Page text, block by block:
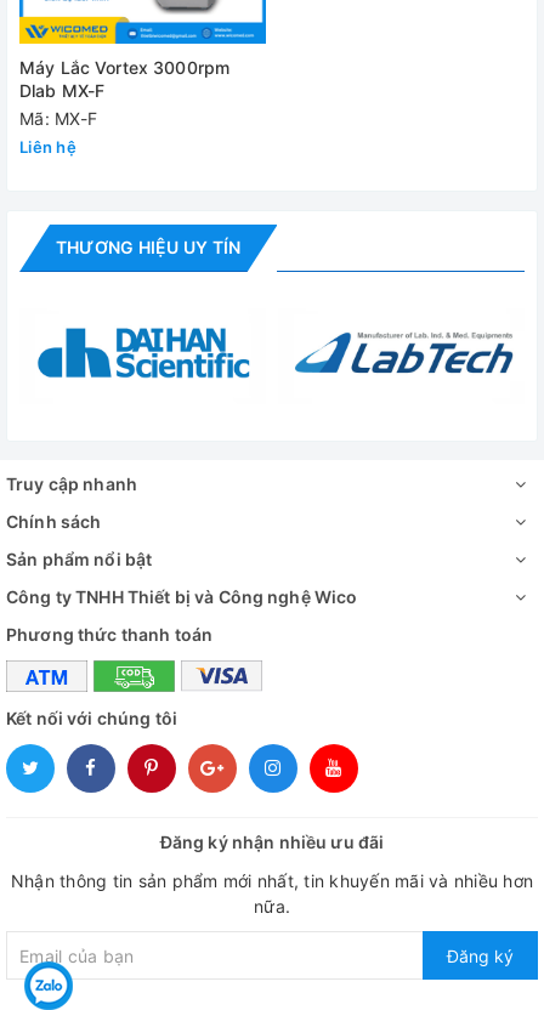
✅ Hướng dẫn sử dụng
Đánh giá
Máy Lắc Vortex 3000rpm
Dlab MX-F
Mã: MX-F
Liên hệ
THƯƠNG HIỆU UY TÍN
Truy cập nhanh
Chính sách
Sản phẩm nổi bật
Công ty TNHH Thiết bị và Công nghệ Wico
Phương thức thanh toán
Kết nối với chúng tôi
Đăng ký nhận nhiều ưu đãi
Nhận thông tin sản phẩm mới nhất, tin khuyến mãi và nhiều hơn
nữa.
Đăng ký